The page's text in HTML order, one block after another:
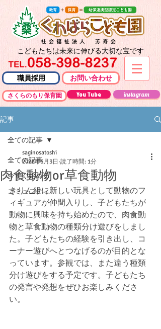
こどもたちは未来に伸びる大切な宝です
職員採用 お問い合わせ
さくらのもり保育園 You Tube instagram
記事
全ての記事
今すぐ始める
コミュニティ
全ての記事
肉食動物or草食動物
saginosatoshi
2022年6月3日 読了時間: 1分
きりん組に新しい玩具として動物のフ
ィギュアが仲間入りし、子どもたちが
動物に興味を持ち始めたので、肉食動
物と草食動物の種類分け遊びをしまし
た。子どもたちの経験を引き出し、コ
ーナー遊びへとつなげるのが目的とな
っています。参観では、また違う種類
分け遊びをする予定です。子どもたち
の発言や発想をぜひお楽しみくださ
い。